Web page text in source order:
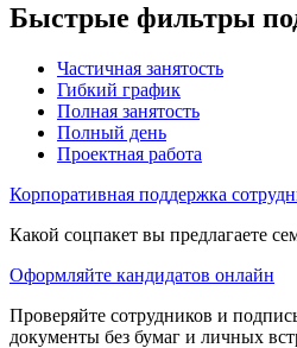
Быстрые фильтры
Частичная занятость
Гибкий график
Полная занятость
Полный день
Проектная работа
Корпоративная поддержка
Какой соцпакет вы предлагаете
Оформляйте кандидатов онлайн
Проверяйте сотрудников и
документы без бумаг и личных